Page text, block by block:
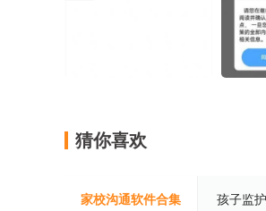
猜你喜欢
家校沟通软件合集 孩子监